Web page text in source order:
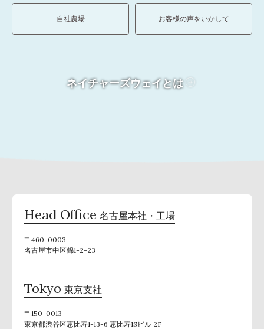
自社農場 お客様の声をいかして
ネイチャーズウェイとは
Head Office 名古屋本社・工場
〒460-0003
名古屋市中区錦1-2-23
Tokyo 東京支社
〒150-0013
東京都渋谷区恵比寿1-13-6 恵比寿ISビル 2F